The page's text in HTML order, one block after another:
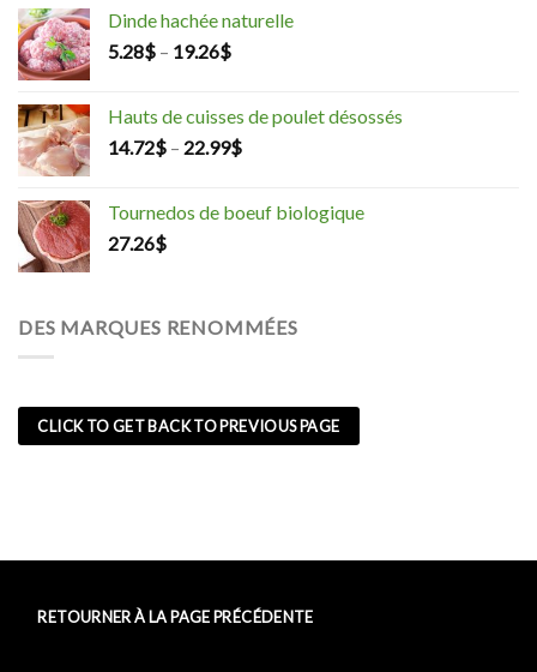
Dinde hachée naturelle
5.28$ – 19.26$
Hauts de cuisses de poulet désossés
14.72$ – 22.99$
Tournedos de boeuf biologique
27.26$
DES MARQUES RENOMMÉES
CLICK TO GET BACK TO PREVIOUS PAGE
RETOURNER À LA PAGE PRÉCÉDENTE